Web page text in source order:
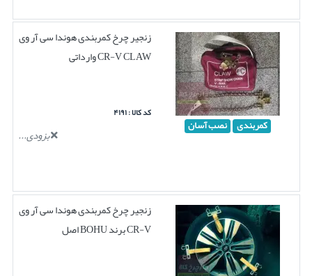
کمربندی نصب آسان
زنجیر چرخ کمربندی هوندا سی آر وی
CR-V CLAW وارداتی
کد کالا : ۴۱۹۱
بزودی...
زنجیر چرخ کمربندی هوندا سی آر وی
CR-V برند BOHU اصل